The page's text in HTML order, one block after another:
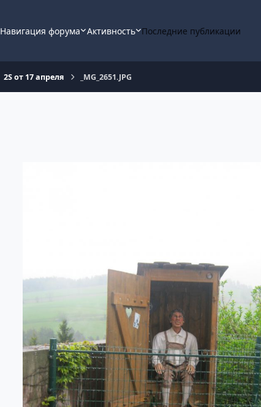
Навигация форума Активность Последние публикации
2S от 17 апреля _MG_2651.JPG